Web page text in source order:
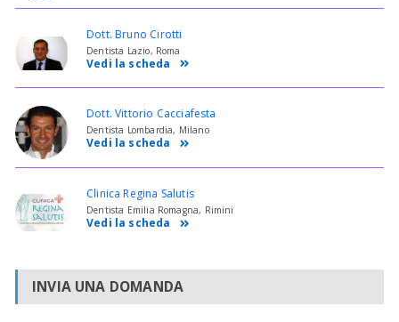
Dott. Bruno Cirotti
Dentista Lazio, Roma
Vedi la scheda
Dott. Vittorio Cacciafesta
Dentista Lombardia, Milano
Vedi la scheda
Clinica Regina Salutis
Dentista Emilia Romagna, Rimini
Vedi la scheda
INVIA UNA DOMANDA